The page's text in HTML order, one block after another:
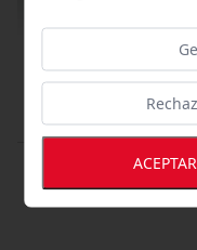
GUIJUELO BEHER
Presa 100% Ibérica
145,55 €